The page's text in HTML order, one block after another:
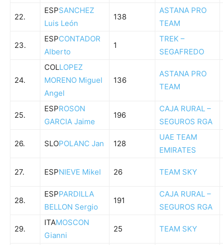
22.
ESPSANCHEZ
Luis León
138
ASTANA PRO
TEAM
23.
ESPCONTADOR
Alberto
1
TREK –
SEGAFREDO
24.
COLLOPEZ
MORENO Miguel
Angel
136
ASTANA PRO
TEAM
25.
ESPROSON
GARCIA Jaime
196
CAJA RURAL –
SEGUROS RGA
26. SLOPOLANC Jan 128
UAE TEAM
EMIRATES
27. ESPNIEVE Mikel 26 TEAM SKY
28.
ESPPARDILLA
BELLON Sergio
191
CAJA RURAL –
SEGUROS RGA
29.
ITAMOSCON
Gianni
25 TEAM SKY